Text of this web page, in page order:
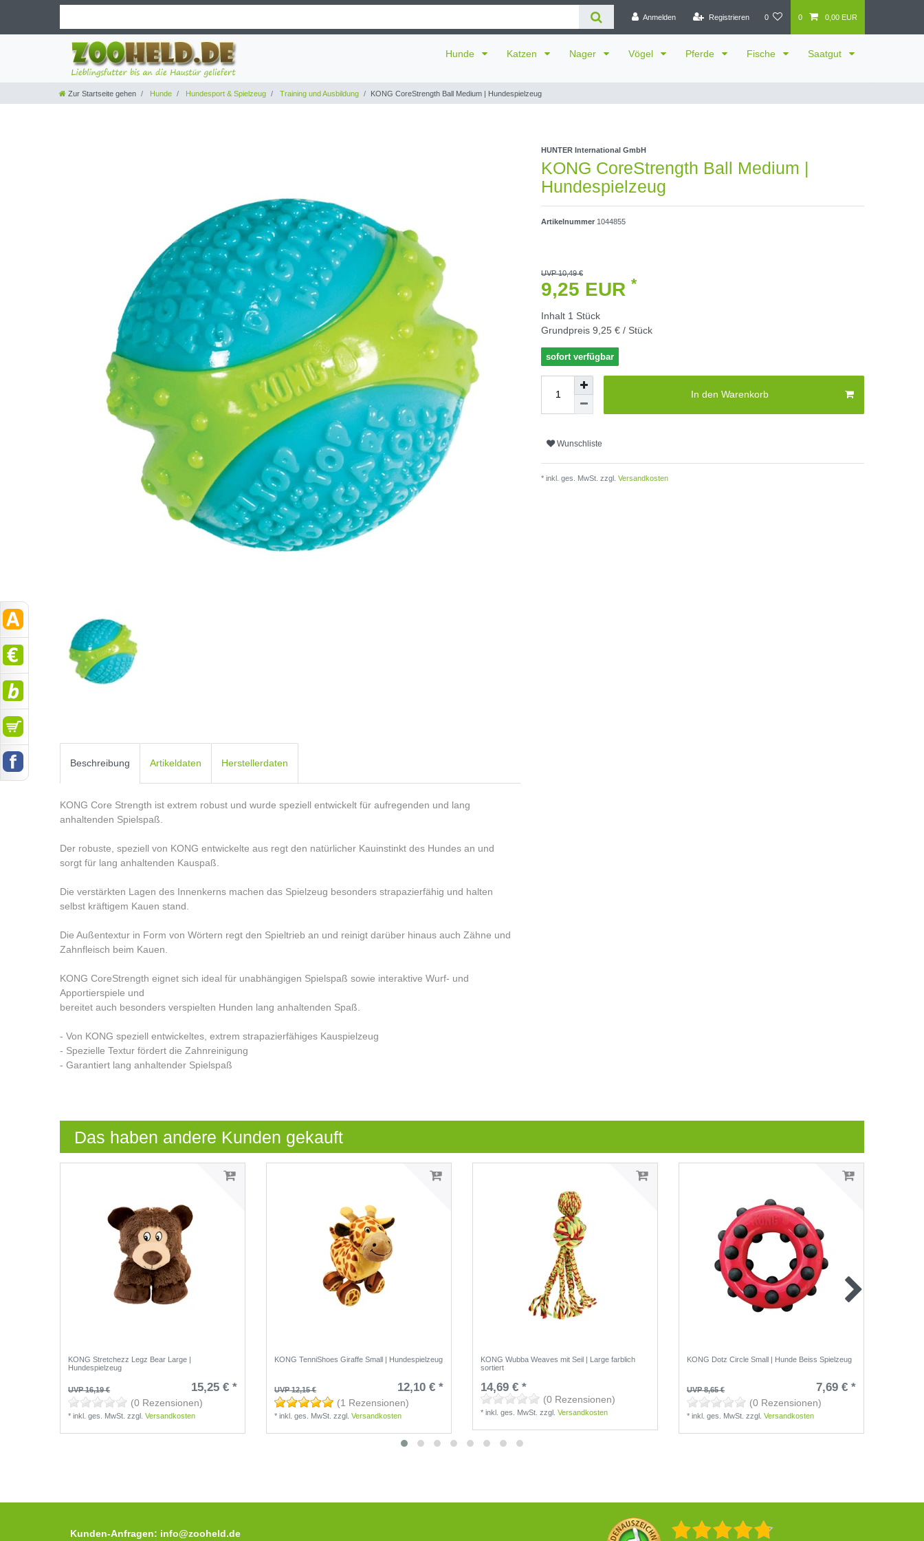
Anmelden Registrieren 0 0 0,00 EUR
Hunde Katzen Nager Vögel Pferde Fische Saatgut
Zur Startseite gehen Hunde Hundesport & Spielzeug Training und Ausbildung KONG CoreStrength Ball Medium | Hundespielzeug
HUNTER International GmbH
KONG CoreStrength Ball Medium |
Hundespielzeug
Artikelnummer 1044855
UVP 10,49 €
9,25 EUR *
Inhalt 1 Stück
Grundpreis 9,25 € / Stück
sofort verfügbar
In den Warenkorb
Wunschliste
* inkl. ges. MwSt. zzgl. Versandkosten
Beschreibung Artikeldaten Herstellerdaten
KONG Core Strength ist extrem robust und wurde speziell entwickelt für aufregenden und lang
anhaltenden Spielspaß.
Der robuste, speziell von KONG entwickelte aus regt den natürlicher Kauinstinkt des Hundes an und
sorgt für lang anhaltenden Kauspaß.
Die verstärkten Lagen des Innenkerns machen das Spielzeug besonders strapazierfähig und halten
selbst kräftigem Kauen stand.
Die Außentextur in Form von Wörtern regt den Spieltrieb an und reinigt darüber hinaus auch Zähne und
Zahnfleisch beim Kauen.
KONG CoreStrength eignet sich ideal für unabhängigen Spielspaß sowie interaktive Wurf- und
Apportierspiele und
bereitet auch besonders verspielten Hunden lang anhaltenden Spaß.
- Von KONG speziell entwickeltes, extrem strapazierfähiges Kauspielzeug
- Spezielle Textur fördert die Zahnreinigung
- Garantiert lang anhaltender Spielspaß
Das haben andere Kunden gekauft
KONG Stretchezz Legz Bear Large |
Hundespielzeug
UVP 16,19 € 15,25 € *
(0 Rezensionen)
*inkl. ges. MwSt. zzgl.Versandkosten
KONG TenniShoes Giraffe Small | Hundespielzeug
UVP 12,15 € 12,10 € *
(1 Rezensionen)
*inkl. ges. MwSt. zzgl.Versandkosten
KONG Wubba Weaves mit Seil | Large farblich
sortiert
14,69 € *
(0 Rezensionen)
*inkl. ges. MwSt. zzgl.Versandkosten
KONG Dotz Circle Small | Hunde Beiss Spielzeug
UVP 8,65 € 7,69 € *
(0 Rezensionen)
*inkl. ges. MwSt. zzgl.Versandkosten
Kunden-Anfragen: info@zooheld.de